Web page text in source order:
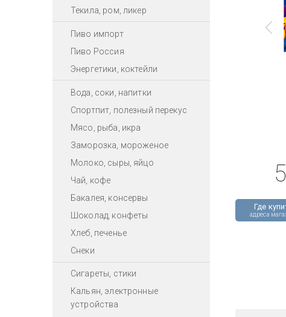
Текила, ром, ликер
Пиво импорт
Пиво Россия
Энергетики, коктейли
Вода, соки, напитки
Спортпит, полезный перекус
Мясо, рыба, икра
Заморозка, мороженое
Молоко, сыры, яйцо
Чай, кофе
Бакалея, консервы
Шоколад, конфеты
Хлеб, печенье
Снеки
Сигареты, стики
Кальян, электронные
устройства
Где
адреса